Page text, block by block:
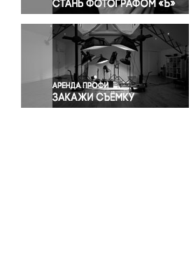
Религия
Светская жизнь
Спорт
Экология
Экономика и бизнес